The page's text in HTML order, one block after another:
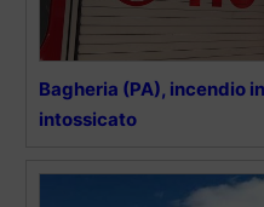
Bagheria (PA), incendio
intossicato